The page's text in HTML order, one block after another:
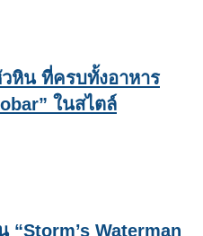
หิน ที่ครบทั้งอาหาร
ในสไตล์
“Storm’s Waterman